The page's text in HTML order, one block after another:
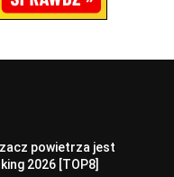
powietrza jest
2026 [TOP8]